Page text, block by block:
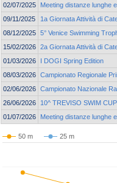
02/07/2025
Meeting distanze lunghe
09/11/2025
1a Giornata Attività di
08/12/2025 5° Venice Swimming
15/02/2026 2a Giornata Attività di
01/03/2026
I DOGI Spring Edition
08/03/2026 Campionato Regionale
02/06/2026 Campionato Nazionale
26/06/2026
10^ TREVISO SWIM CUP
01/07/2026
Meeting distanze lunghe
50 m 25 m